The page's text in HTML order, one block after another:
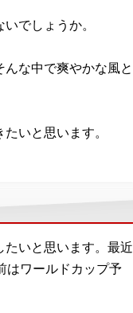
でしょうか。
な中で爽やかな風と
いと思います。
いと思います。最近
はワールドカップ予